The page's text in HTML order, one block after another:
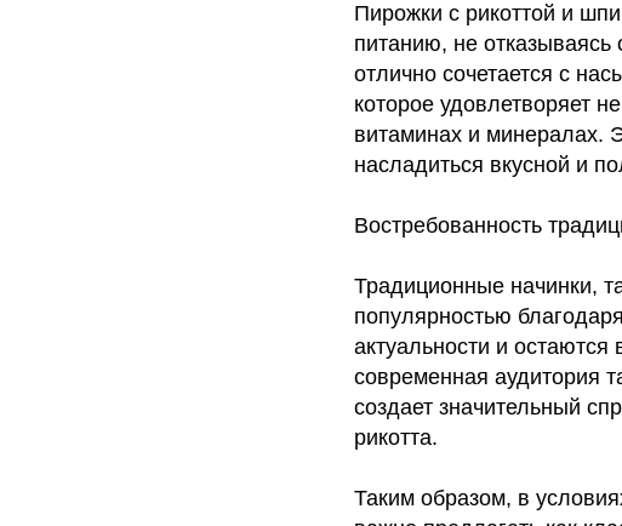
Пирожки с рикоттой и
питанию, не отказываясь
отлично сочетается с
которое удовлетворяет
витаминах и минералах.
насладиться вкусной и
Востребованность
Традиционные начинки,
популярностью
актуальности и
современная аудитория
создает значительный
рикотта.
Таким образом, в